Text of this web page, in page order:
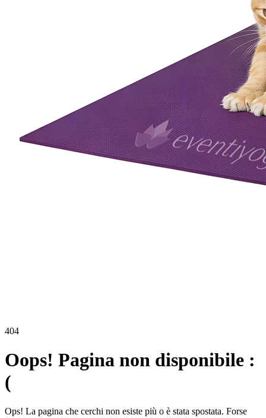
404
Oops! Pagina non disponibile :
(
Ops! La pagina che cerchi non esiste più o è stata spostata. Forse